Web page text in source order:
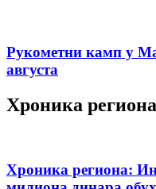
Рукометни камп у
августа
Хроника региона
Хроника региона: